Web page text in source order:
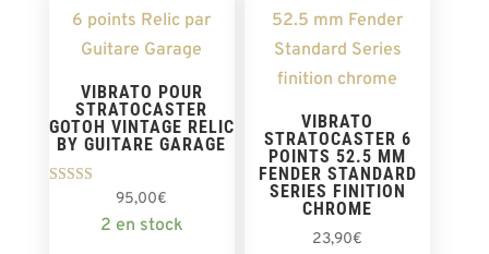
VIBRATO POUR
STRATOCASTER
GOTOH VINTAGE RELIC
BY GUITARE GARAGE
sur 5
95,00€
2 en stock
VIBRATO
STRATOCASTER 6
POINTS 52.5 MM
FENDER STANDARD
SERIES FINITION
CHROME
23,90€